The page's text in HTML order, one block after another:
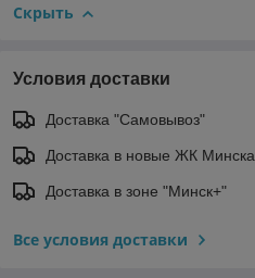
Скрыть
Условия доставки
Доставка "Самовывоз"
Доставка в новые ЖК Минска
Доставка в зоне "Минск+"
Все условия доставки